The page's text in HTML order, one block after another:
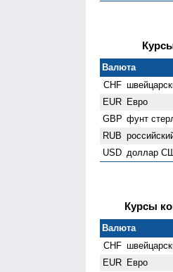
Валюта
CHF
EUR Евро
GBP фунт
RUB
USD доллар
Курсы
Валюта
CHF
EUR Евро